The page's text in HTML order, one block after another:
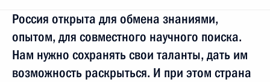
Россия открыта для обмена знаниями,
опытом, для совместного научного поиска.
Нам нужно сохранять свои таланты, дать им
возможность раскрыться. И при этом страна